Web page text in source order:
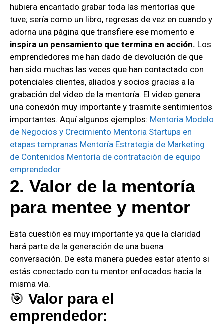
hubiera encantado grabar toda las mentorías que
tuve; sería como un libro, regresas de vez en cuando y
adorna una página que transfiere ese momento e
inspira un pensamiento que termina en acción. Los
emprendedores me han dado de devolución de que
han sido muchas las veces que han contactado con
potenciales clientes, aliados y socios gracias a la
grabación del video de la mentoría. El video genera
una conexión muy importante y trasmite sentimientos
importantes. Aquí algunos ejemplos: Mentoria Modelo
de Negocios y Crecimiento Mentoria Startups en
etapas tempranas Mentoría Estrategia de Marketing
de Contenidos Mentoría de contratación de equipo
emprendedor
2. Valor de la mentoría
para mentee y mentor
Esta cuestión es muy importante ya que la claridad
hará parte de la generación de una buena
conversación. De esta manera puedes estar atento si
estás conectado con tu mentor enfocados hacia la
misma vía.
🎯 Valor para el
emprendedor: